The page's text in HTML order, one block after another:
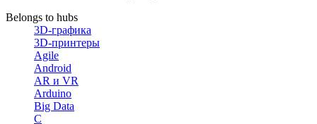
Belongs to hubs
3D-графика
3D-принтеры
Agile
Android
AR и VR
Arduino
Big Data
C